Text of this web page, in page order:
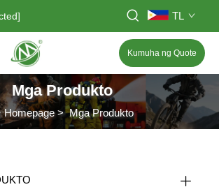
TL
Kumuha ng Quote
Mga Produkto
Homepage>Mga Produkto